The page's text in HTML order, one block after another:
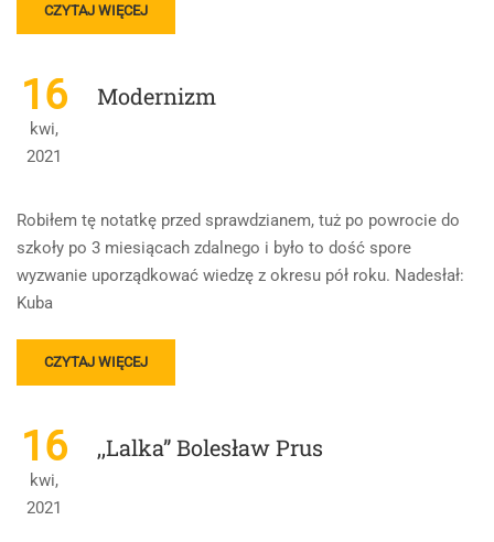
READ
MORE
CHŁOPI
–
BOHATEROWIE,
OPRACOWANIE
CZYTAJ WIĘCEJ
16
kwi,
2021
Modernizm
Robiłem tę notatkę przed sprawdzianem, tuż po powrocie do
szkoły po 3 miesiącach zdalnego i było to dość spore
wyzwanie uporządkować wiedzę z okresu pół roku. Nadesłał:
Kuba
READ
MORE
MODERNIZM
CZYTAJ WIĘCEJ
16
kwi,
2021
,,Lalka” Bolesław Prus